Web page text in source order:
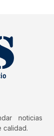
noticias
calidad.